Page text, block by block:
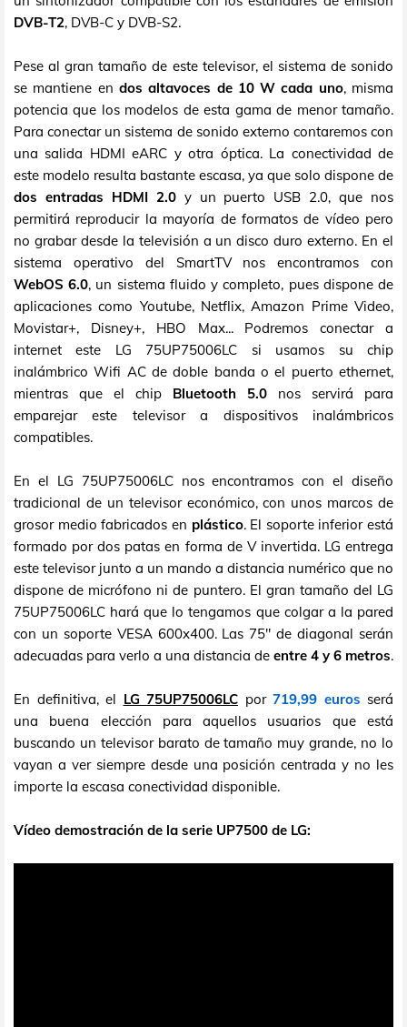
DVB-T2, DVB-C y DVB-S2.
Pese al gran tamaño de este televisor, el sistema de sonido
se mantiene en dos altavoces de 10 W cada uno, misma
potencia que los modelos de esta gama de menor tamaño.
Para conectar un sistema de sonido externo contaremos con
una salida HDMI eARC y otra óptica. La conectividad de
este modelo resulta bastante escasa, ya que solo dispone de
dos entradas HDMI 2.0y un puerto USB 2.0, que nos
permitirá reproducir la mayoría de formatos de vídeo pero
no grabar desde la televisión a un disco duro externo. En el
sistema operativo del SmartTV nos encontramos con
WebOS 6.0, un sistema fluido y completo, pues dispone de
aplicaciones como Youtube, Netflix, Amazon Prime Video,
Movistar+, Disney+, HBO Max... Podremos conectar a
internet este LG 75UP75006LC si usamos su chip
inalámbrico Wifi AC de doble banda o el puerto ethernet,
mientras que el chip Bluetooth 5.0 nos servirá para
emparejar este televisor a dispositivos inalámbricos
compatibles.
En el LG 75UP75006LC nos encontramos con el diseño
tradicional de un televisor económico, con unos marcos de
grosor medio fabricados en plástico. El soporte inferior está
formado por dos patas en forma de V invertida. LG entrega
este televisor junto a un mando a distancia numérico que no
dispone de micrófono ni de puntero. El gran tamaño del LG
75UP75006LC hará que lo tengamos que colgar a la pared
con un soporte VESA 600x400. Las 75" de diagonal serán
adecuadas para verlo a una distancia de entre 4 y 6 metros.
En definitiva, el LG 75UP75006LC por 719,99 euros será
una buena elección para aquellos usuarios que está
buscando un televisor barato de tamaño muy grande, no lo
vayan a ver siempre desde una posición centrada y no les
importe la escasa conectividad disponible.
Vídeo demostración de la serie UP7500 de LG: